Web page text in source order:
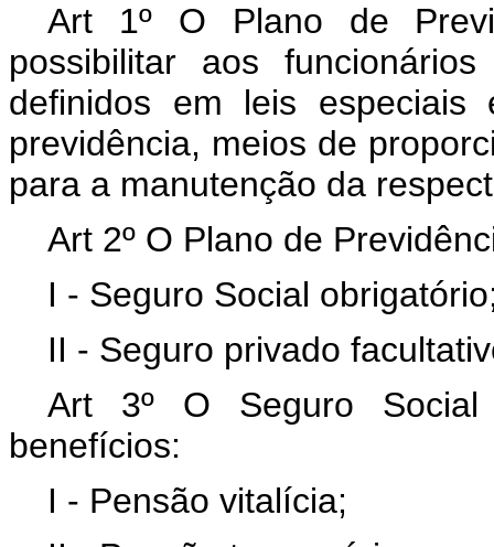
Art 1º O Plano de
possibilitar aos
definidos em leis
previdência, meios de
para a manutenção da
Art 2º O Plano de
I - Seguro Social
II - Seguro privado
Art 3º O Seguro Social
benefícios:
I - Pensão vitalícia;